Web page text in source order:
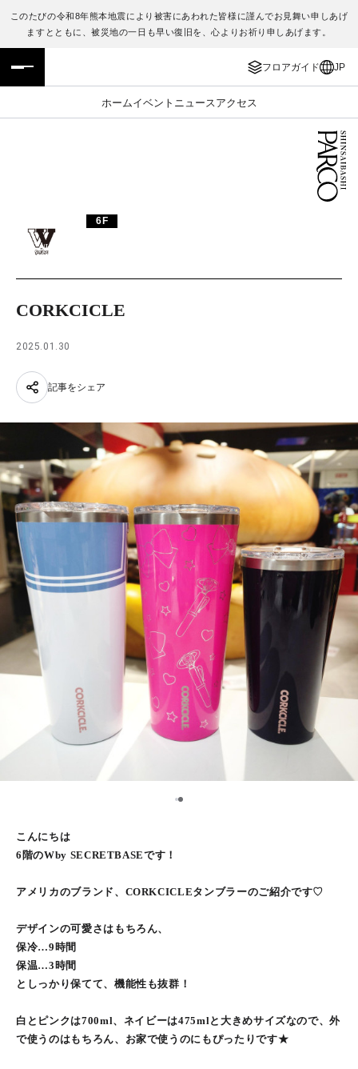
このたびの令和8年熊本地震により被害にあわれた皆様に謹んでお見舞い申しあげ
ますとともに、被災地の一日も早い復旧を、心よりお祈り申しあげます。
フロアガイド JP
ホームイベント ニュース アクセス
フロアガイド
施設案内・アクセス
TAX FREE
ENGLISH
繁体字
日本語
6F
CORKCICLE
2025.01.30
記事をシェア
1
こんにちは
6階のWby SECRETBASEです！
アメリカのブランド、CORKCICLEタンブラーのご紹介です♡
デザインの可愛さはもちろん、
保冷…9時間
保温…3時間
としっかり保てて、機能性も抜群！
白とピンクは700ml、ネイビーは475mlと大きめサイズなので、外
で使うのはもちろん、お家で使うのにもぴったりです★